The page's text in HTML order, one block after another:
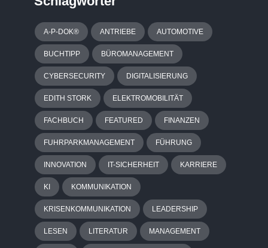
A-P-DOK® ANTRIEBE AUTOMOTIVE
BUCHTIPP BÜROMANAGEMENT
CYBERSECURITY DIGITALISIERUNG
EDITH STORK ELEKTROMOBILITÄT
FACHBUCH FEATURED FINANZEN
FUHRPARKMANAGEMENT FÜHRUNG
INNOVATION IT-SICHERHEIT KARRIERE
KI KOMMUNIKATION
KRISENKOMMUNIKATION LEADERSHIP
LESEN LITERATUR MANAGEMENT